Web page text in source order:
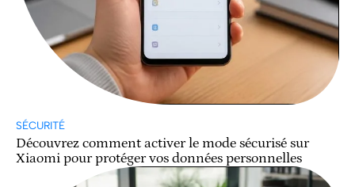
SÉCURITÉ
Découvrez comment activer le mode sécurisé sur
Xiaomi pour protéger vos données personnelles